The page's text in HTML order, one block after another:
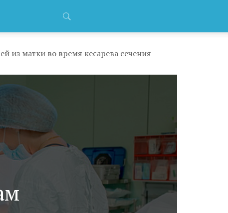
из матки во время кесарева сечения